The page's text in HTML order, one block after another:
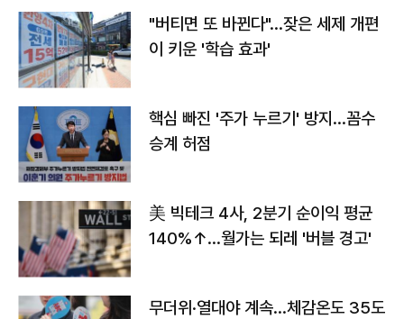
"버티면 또 바뀐다"…잦은 세제 개편
이 키운 '학습 효과'
핵심 빠진 '주가 누르기' 방지…꼼수
승계 허점
美 빅테크 4사, 2분기 순이익 평균
140%↑…월가는 되레 '버블 경고'
무더위·열대야 계속…체감온도 35도